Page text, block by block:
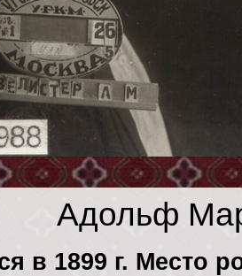
Адольф
в 1899 г. Место